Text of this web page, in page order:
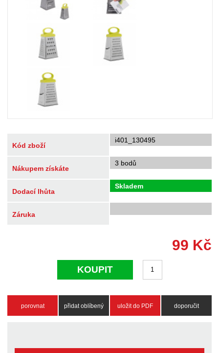
Kód zboží
i401_130495
Nákupem získáte
3 bodů
Dodací lhůta
Skladem
Záruka
99 Kč
KOUPIT
porovnat přidat oblíbený uložit do PDF doporučit